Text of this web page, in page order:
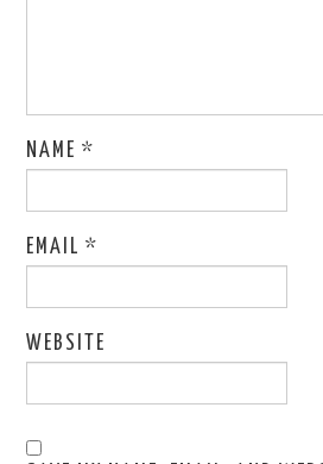
NAME*
EMAIL*
WEBSITE